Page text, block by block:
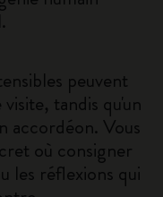
peuvent
tandis qu'un
accordéon. Vous
où consigner
les réflexions qui